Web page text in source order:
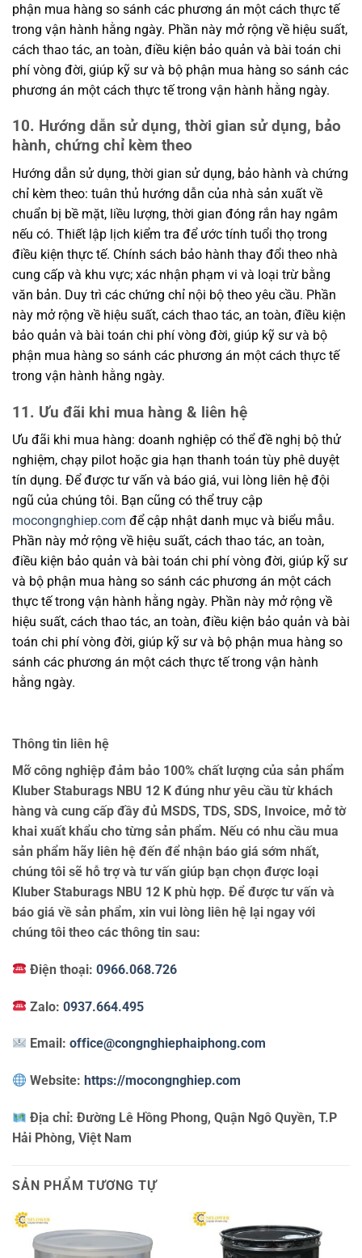
phận mua hàng so sánh các phương án một cách thực tế
trong vận hành hằng ngày. Phần này mở rộng về hiệu suất,
cách thao tác, an toàn, điều kiện bảo quản và bài toán chi
phí vòng đời, giúp kỹ sư và bộ phận mua hàng so sánh các
phương án một cách thực tế trong vận hành hằng ngày.
10. Hướng dẫn sử dụng, thời gian sử dụng, bảo
hành, chứng chỉ kèm theo
Hướng dẫn sử dụng, thời gian sử dụng, bảo hành và chứng
chỉ kèm theo: tuân thủ hướng dẫn của nhà sản xuất về
chuẩn bị bề mặt, liều lượng, thời gian đóng rắn hay ngâm
nếu có. Thiết lập lịch kiểm tra để ước tính tuổi thọ trong
điều kiện thực tế. Chính sách bảo hành thay đổi theo nhà
cung cấp và khu vực; xác nhận phạm vi và loại trừ bằng
văn bản. Duy trì các chứng chỉ nội bộ theo yêu cầu. Phần
này mở rộng về hiệu suất, cách thao tác, an toàn, điều kiện
bảo quản và bài toán chi phí vòng đời, giúp kỹ sư và bộ
phận mua hàng so sánh các phương án một cách thực tế
trong vận hành hằng ngày.
11. Ưu đãi khi mua hàng & liên hệ
Ưu đãi khi mua hàng: doanh nghiệp có thể đề nghị bộ thử
nghiệm, chạy pilot hoặc gia hạn thanh toán tùy phê duyệt
tín dụng. Để được tư vấn và báo giá, vui lòng liên hệ đội
ngũ của chúng tôi. Bạn cũng có thể truy cập
mocongnghiep.com để cập nhật danh mục và biểu mẫu.
Phần này mở rộng về hiệu suất, cách thao tác, an toàn,
điều kiện bảo quản và bài toán chi phí vòng đời, giúp kỹ sư
và bộ phận mua hàng so sánh các phương án một cách
thực tế trong vận hành hằng ngày. Phần này mở rộng về
hiệu suất, cách thao tác, an toàn, điều kiện bảo quản và bài
toán chi phí vòng đời, giúp kỹ sư và bộ phận mua hàng so
sánh các phương án một cách thực tế trong vận hành
hằng ngày.
Thông tin liên hệ
Mỡ công nghiệp đảm bảo 100% chất lượng của sản phẩm
Kluber Staburags NBU 12 K đúng như yêu cầu từ khách
hàng và cung cấp đầy đủ MSDS, TDS, SDS, Invoice, mở tờ
khai xuất khẩu cho từng sản phẩm. Nếu có nhu cầu mua
sản phẩm hãy liên hệ đến để nhận báo giá sớm nhất,
chúng tôi sẽ hỗ trợ và tư vấn giúp bạn chọn được loại
Kluber Staburags NBU 12 K phù hợp. Để được tư vấn và
báo giá về sản phẩm, xin vui lòng liên hệ lại ngay với
chúng tôi theo các thông tin sau:
Điện thoại:0966.068.726
Zalo:0937.664.495
Email:office@congnghiephaiphong.com
Website: https://mocongnghiep.com
Địa chỉ:Đường Lê Hồng Phong, Quận Ngô Quyền, T.P
Hải Phòng, Việt Nam
SẢN PHẨM TƯƠNG TỰ